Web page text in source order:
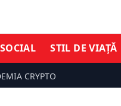
SOCIAL STIL DE VIAȚĂ
CRYPTO